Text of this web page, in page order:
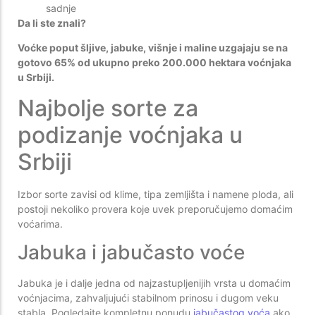
sadnje
Da li ste znali?
Voćke poput šljive, jabuke, višnje i maline uzgajaju se na
gotovo 65% od ukupno preko 200.000 hektara voćnjaka
u Srbiji.
Najbolje sorte za
podizanje voćnjaka u
Srbiji
Izbor sorte zavisi od klime, tipa zemljišta i namene ploda, ali
postoji nekoliko provera koje uvek preporučujemo domaćim
voćarima.
Jabuka i jabučasto voće
Jabuka je i dalje jedna od najzastupljenijih vrsta u domaćim
voćnjacima, zahvaljujući stabilnom prinosu i dugom veku